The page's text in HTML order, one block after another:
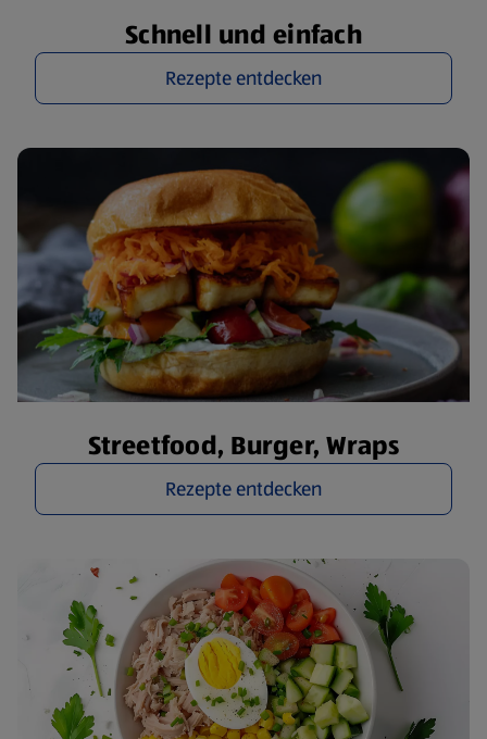
Schnell und einfach
Rezepte entdecken
Streetfood, Burger, Wraps
Rezepte entdecken